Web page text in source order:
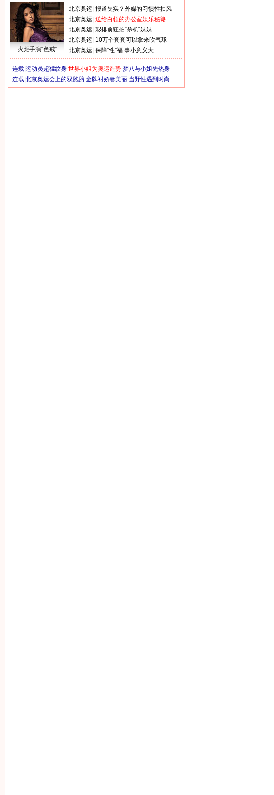
火炬手演“色戒”
北京奥运 报道失实？外媒的习惯性抽风
北京奥运 送给白领的办公室娱乐秘籍
北京奥运 彩排前狂拍“杀机”妹妹
北京奥运 10万个套套可以拿来吹气球
北京奥运 保障“性”福 事小意义大
连载| 运动员超猛纹身 世界小姐为奥运造势 梦八与小姐先热身
连载| 北京奥运会上的双胞胎 金牌衬娇妻美丽 当野性遇到时尚